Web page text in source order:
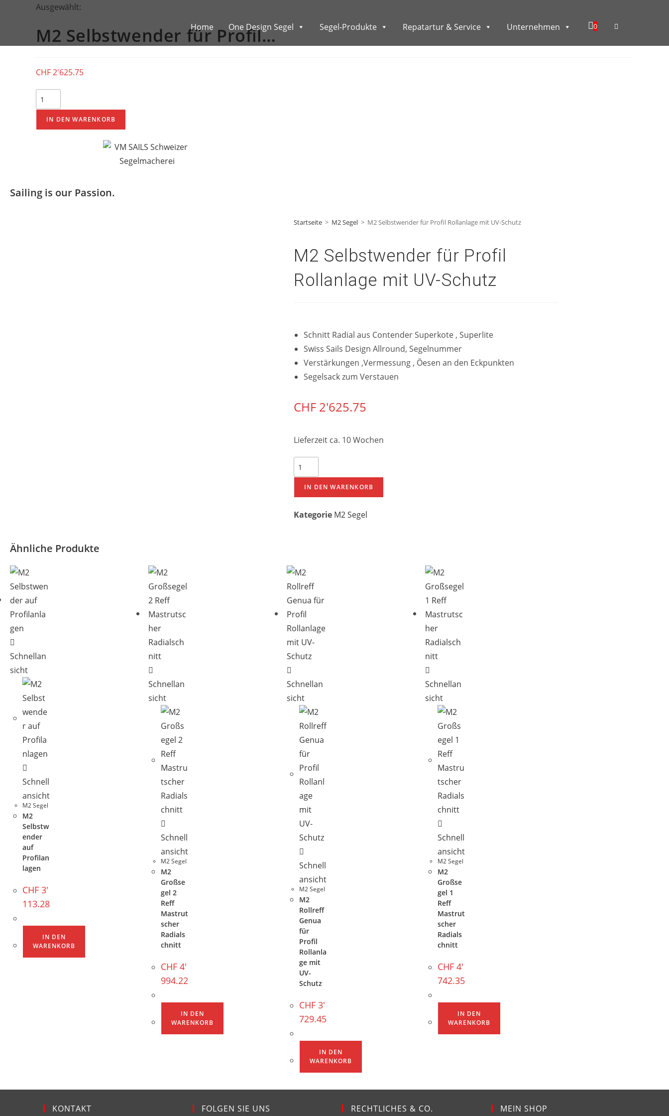
Home One Design Segel Segel-Produkte Repatartur & Service Unternehmen 0
Ausgewählt:
M2 Selbstwender für Profil…
CHF2'625.75
IN DEN WARENKORB
Sailing is our Passion.
Startseite > M2 Segel > M2 Selbstwender für Profil Rollanlage mit UV-Schutz
M2 Selbstwender für Profil
Rollanlage mit UV-Schutz
Schnitt Radial aus Contender Superkote , Superlite
Swiss Sails Design Allround, Segelnummer
Verstärkungen ,Vermessung , Öesen an den Eckpunkten
Segelsack zum Verstauen
CHF 2'625.75
Lieferzeit ca. 10 Wochen
IN DEN WARENKORB
Kategorie M2 Segel
Ähnliche Produkte
Schnellan
sicht
Schnell
ansicht
M2 Segel
M2
Selbstw
ender
auf
Profilan
lagen
CHF 3'
113.28
IN DEN
WARENKORB
Schnellan
sicht
Schnell
ansicht
M2 Segel
M2
Großse
gel 2
Reff
Mastrut
scher
Radials
chnitt
CHF 4'
994.22
IN DEN
WARENKORB
Schnellan
sicht
Schnell
ansicht
M2 Segel
M2
Rollreff
Genua
für
Profil
Rollanla
ge mit
UV-
Schutz
CHF 3'
729.45
IN DEN
WARENKORB
Schnellan
sicht
Schnell
ansicht
M2 Segel
M2
Großse
gel 1
Reff
Mastrut
scher
Radials
chnitt
CHF 4'
742.35
IN DEN
WARENKORB
KONTAKT FOLGEN SIE UNS RECHTLICHES & CO. MEIN SHOP